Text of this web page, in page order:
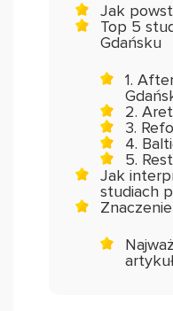
Jak
Top 5
Gdańsku
1.
2.
3.
4.
5.
Jak
studiach